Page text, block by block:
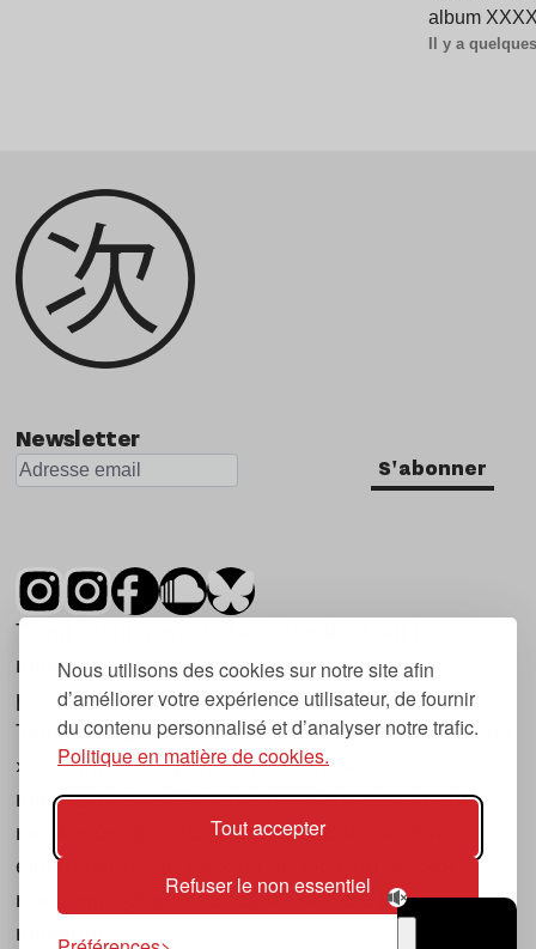
Nous utilisons des cookies sur notre site afin
d’améliorer votre expérience utilisateur, de fournir
du contenu personnalisé et d’analyser notre trafic.
Politique en matière de cookies.
Tout accepter
Refuser le non essentiel
album
Il y a
Newsletter
S'abonner
Tsugi est un mensuel indépendant sur la
musique et les nouvelles tendances, dont la
première parution date de 2007.
Tsugi en japonais signifie « prochain », « suivant
», ce qui correspond à la thématique du
magazine, à l’affût des nouvelles tendances
musicales, qu’elles viennent de la musique
électronique, du rock ou du hip hop, et des
nouveaux phénomènes de société liés à la
musique.